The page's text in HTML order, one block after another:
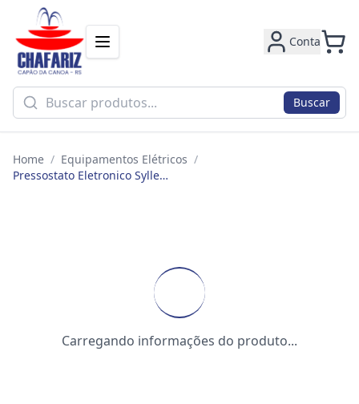
Conta
Buscar
Home / Equipamentos Elétricos /
Pressostato Eletronico Syllent Bivolt Kmbr020/i 0.8 Bar
Carregando informações do produto...